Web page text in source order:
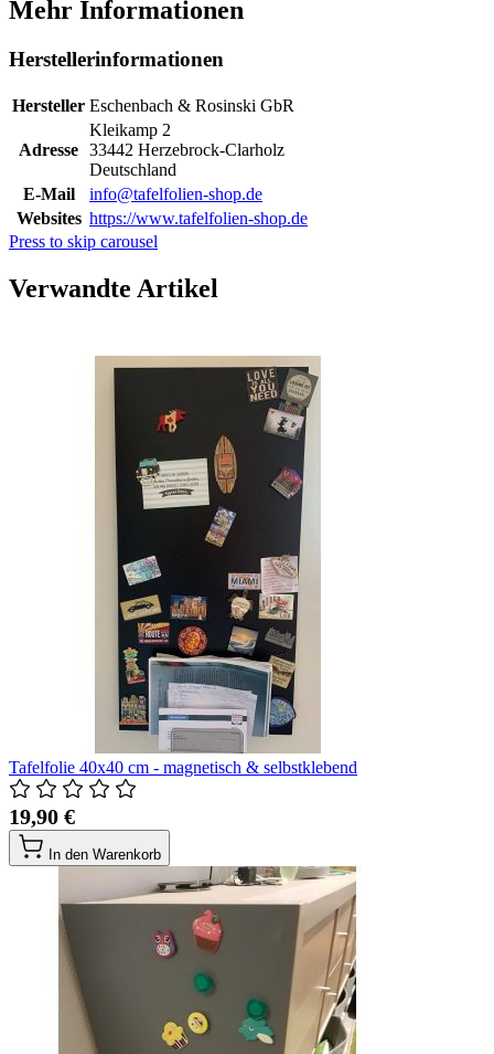
Mehr Informationen
Herstellerinformationen
Hersteller Eschenbach & Rosinski GbR
Adresse
Kleikamp 2
33442 Herzebrock-Clarholz
Deutschland
E-Mail
info@tafelfolien-shop.de
Websites https://www.tafelfolien-shop.de
Press to skip carousel
Verwandte Artikel
Tafelfolie 40x40 cm - magnetisch & selbstklebend
19,90 €
In den Warenkorb